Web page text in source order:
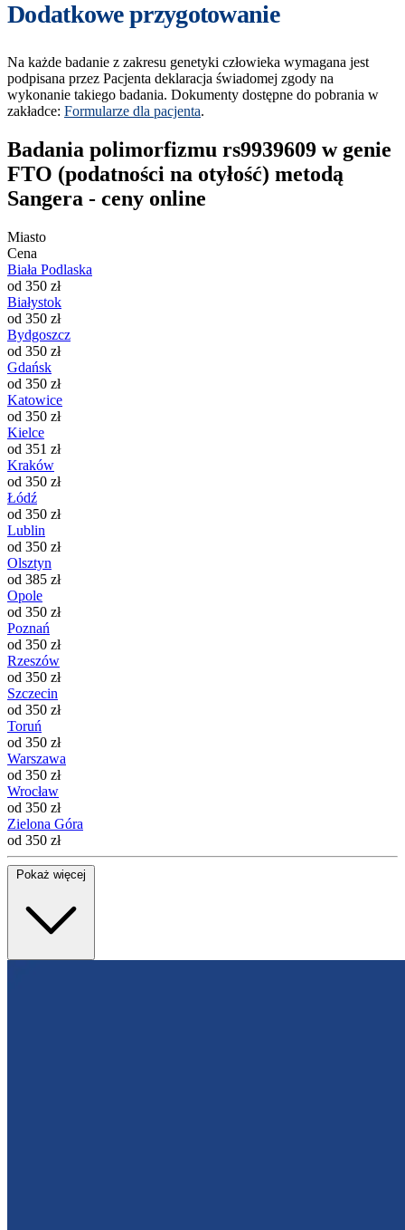
Dodatkowe przygotowanie
Na każde badanie z zakresu genetyki człowieka wymagana jest
podpisana przez Pacjenta deklaracja świadomej zgody na
wykonanie takiego badania. Dokumenty dostępne do pobrania w
zakładce: Formularze dla pacjenta.
Badania polimorfizmu rs9939609 w genie
FTO (podatności na otyłość) metodą
Sangera - ceny online
Miasto
Cena
Biała Podlaska
od 350 zł
Białystok
od 350 zł
Bydgoszcz
od 350 zł
Gdańsk
od 350 zł
Katowice
od 350 zł
Kielce
od 351 zł
Kraków
od 350 zł
Łódź
od 350 zł
Lublin
od 350 zł
Olsztyn
od 385 zł
Opole
od 350 zł
Poznań
od 350 zł
Rzeszów
od 350 zł
Szczecin
od 350 zł
Toruń
od 350 zł
Warszawa
od 350 zł
Wrocław
od 350 zł
Zielona Góra
od 350 zł